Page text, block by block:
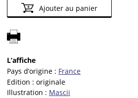
Ajouter au panier
L’affiche
Pays d’origine : France
Edition : originale
Illustration : Mascii